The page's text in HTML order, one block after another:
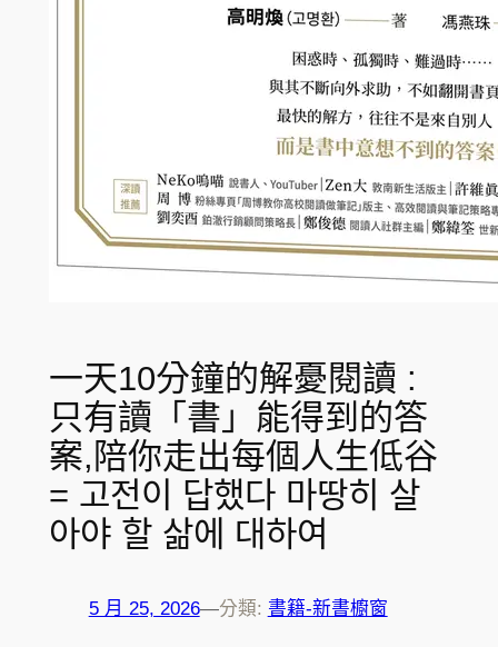
一天10分鐘的解憂閱讀 :
只有讀「書」能得到的答
案,陪你走出每個人生低谷
= 고전이 답했다 마땅히 살
아야 할 삶에 대하여
5 月 25, 2026—分類: 書籍-新書櫥窗